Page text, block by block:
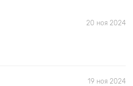
20 ноя 2024
19 ноя 2024